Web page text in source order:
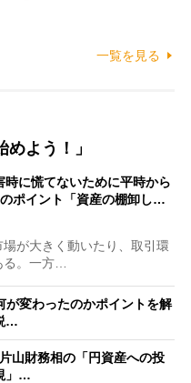
一覧を見る
よう！」
時に慌てないために平時から
ポイント「資産の棚卸し…
が大きく動いたり、取引環
る。一方…
が変わったのかポイントを解
…
山財務相の「円資産への投
」…